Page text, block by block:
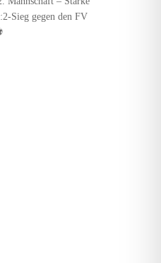
Sieg gegen den FV